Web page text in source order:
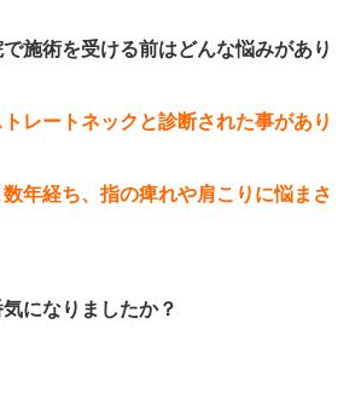
施術を受ける前はどんな悩みがあり
レートネックと診断された事があり
年経ち、指の痺れや肩こりに悩まさ
になりましたか？